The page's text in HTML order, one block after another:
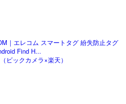
｜エレコム スマートタグ 紛失防止タグ
Find H...
ビックカメラ×楽天）